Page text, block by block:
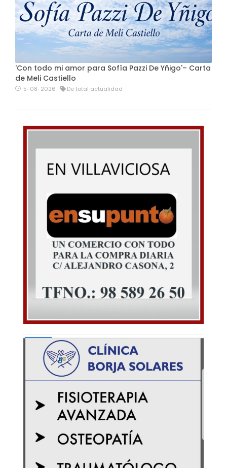
'Con todo mi amor para Sofía Pazzi De Yñigo'– Carta
de Meli Castiello
5-08-2026 De total actualidad